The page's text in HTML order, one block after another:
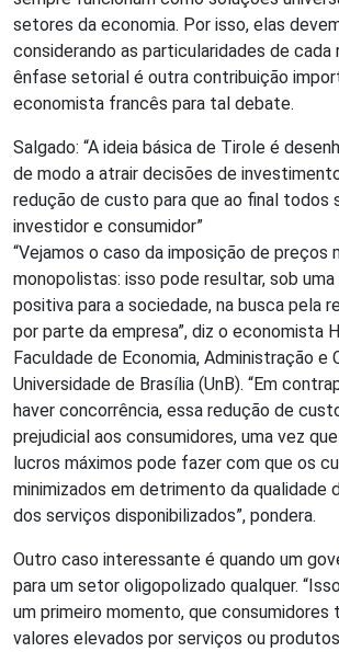
setores da economia. Por isso, elas
considerando as particularidades de cada
ênfase setorial é outra contribuição
economista francês para tal debate.
Salgado: “A ideia básica de Tirole é
de modo a atrair decisões de
redução de custo para que ao final todos
investidor e consumidor”
“Vejamos o caso da imposição de preços
monopolistas: isso pode resultar, sob
positiva para a sociedade, na busca pela
por parte da empresa”, diz o economista
Faculdade de Economia, Administração e
Universidade de Brasília (UnB). “Em
haver concorrência, essa redução de
prejudicial aos consumidores, uma vez
lucros máximos pode fazer com que os
minimizados em detrimento da qualidade
dos serviços disponibilizados”, pondera.
Outro caso interessante é quando um
para um setor oligopolizado qualquer.
um primeiro momento, que consumidores
valores elevados por serviços ou